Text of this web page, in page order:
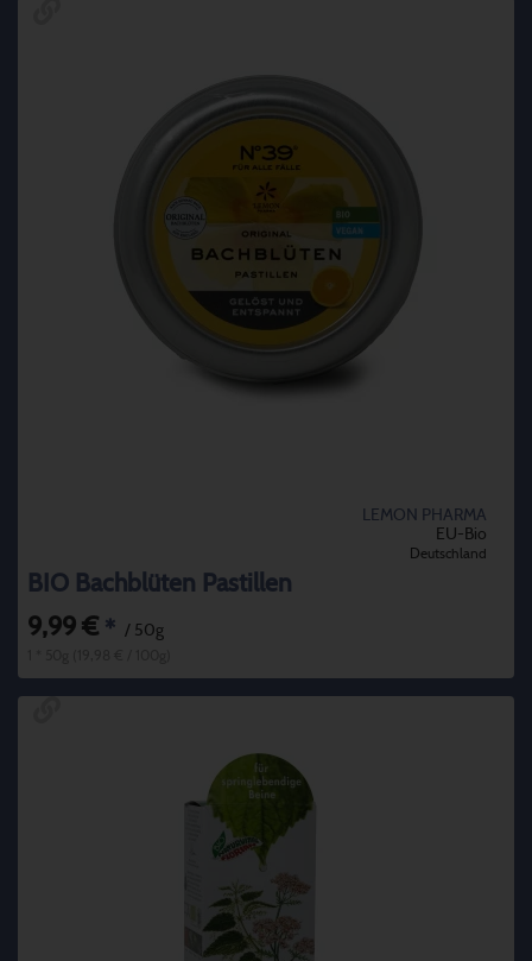
LEMON PHARMA
EU-Bio
Deutschland
BIO Bachblüten Pastillen
9,99 € * / 50g